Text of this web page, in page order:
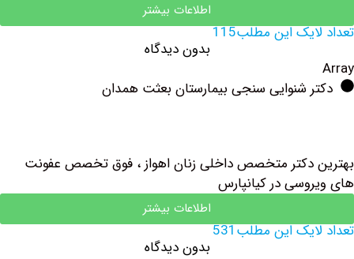
اطلاعات بیشتر
این مطلب115
بدون دیدگاه
شنوایی سنجی بیمارستان بعثت همدان
دکتر متخصص داخلی زنان اهواز ، فوق تخصص عفونت
در کیانپارس
اطلاعات بیشتر
این مطلب531
بدون دیدگاه